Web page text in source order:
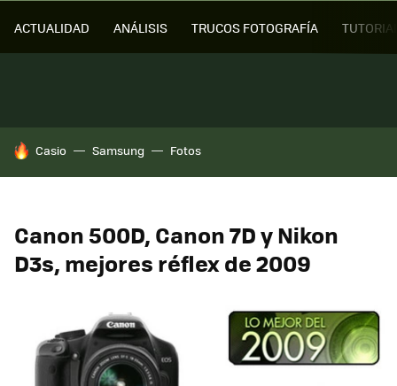
ACTUALIDAD ANÁLISIS TRUCOS FOTOGRAFÍA
HOY SE HABLA DE
Casio Samsung Fotos
Canon 500D, Canon 7D y Nikon
D3s, mejores réflex de 2009